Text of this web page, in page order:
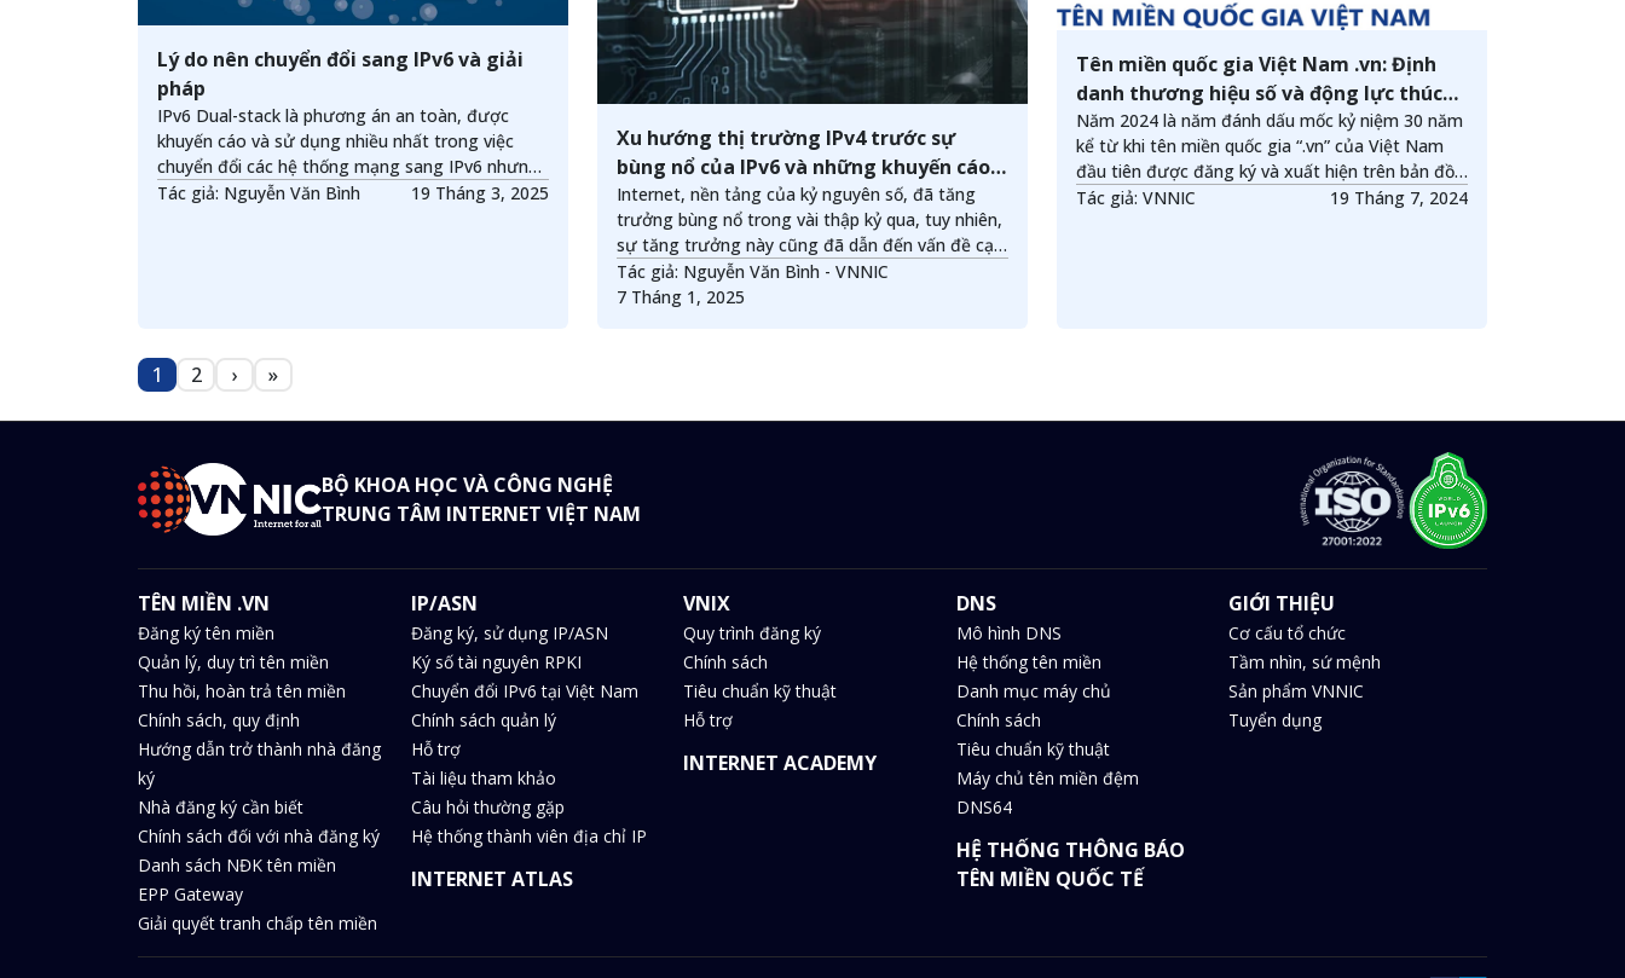
Lý do nên chuyển đổi sang IPv6 và giải
pháp
IPv6 Dual-stack là phương án an toàn, được
khuyến cáo và sử dụng nhiều nhất trong việc
chuyển đổi các hệ thống mạng sang IPv6 nhưng
đó chỉ là bước trung gian để hướng đến mục
sang IPv6-Only?
Tác giả: Nguyễn Văn Bình 19 Tháng 3, 2025
Xu hướng thị trường IPv4 trước sự
bùng nổ của IPv6 và những khuyến cáo
cho doanh nghiệp
Internet, nền tảng của kỷ nguyên số, đã tăng
trưởng bùng nổ trong vài thập kỷ qua, tuy nhiên,
sự tăng trưởng này cũng đã dẫn đến vấn đề cạn
kiệt địa chỉ IPv4. Ra đời năm 1983 với khả năng
cung cấp khoảng 4.3 tỷ địa chỉ, IPv4 không còn
số lượng kết nối không giới hạn.
Tác giả: Nguyễn Văn Bình - VNNIC
7 Tháng 1, 2025
Tên miền quốc gia Việt Nam .vn: Định
danh thương hiệu số và động lực thúc
đẩy kinh tế số, xã hội số tại Việt Nam
Năm 2024 là năm đánh dấu mốc kỷ niệm 30 năm
kể từ khi tên miền quốc gia “.vn” của Việt Nam
đầu tiên được đăng ký và xuất hiện trên bản đồ
Internet thế giới, một dấu mốc quan trọng trong
Tác giả: VNNIC 19 Tháng 7, 2024
Pagination
Trang
1 Trang
2 Next page
› Last page
»
BỘ KHOA HỌC VÀ CÔNG NGHỆ
TRUNG TÂM INTERNET VIỆT NAM
TÊN MIỀN .VN
Đăng ký tên miền
Quản lý, duy trì tên miền
Thu hồi, hoàn trả tên miền
Chính sách, quy định
Hướng dẫn trở thành nhà đăng
ký
Nhà đăng ký cần biết
Chính sách đối với nhà đăng ký
Danh sách NĐK tên miền
EPP Gateway
Giải quyết tranh chấp tên miền
IP/ASN
Đăng ký, sử dụng IP/ASN
Ký số tài nguyên RPKI
Chuyển đổi IPv6 tại Việt Nam
Chính sách quản lý
Hỗ trợ
Tài liệu tham khảo
Câu hỏi thường gặp
Hệ thống thành viên địa chỉ IP
INTERNET ATLAS
VNIX
Quy trình đăng ký
Chính sách
Tiêu chuẩn kỹ thuật
Hỗ trợ
INTERNET ACADEMY
DNS
Mô hình DNS
Hệ thống tên miền
Danh mục máy chủ
Chính sách
Tiêu chuẩn kỹ thuật
Máy chủ tên miền đệm
DNS64
HỆ THỐNG THÔNG BÁO
TÊN MIỀN QUỐC TẾ
GIỚI THIỆU
Cơ cấu tổ chức
Tầm nhìn, sứ mệnh
Sản phẩm VNNIC
Tuyển dụng